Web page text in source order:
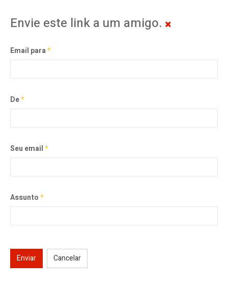
Envie este link a um amigo.
Email para*
De*
Seu email*
Assunto*
Enviar Cancelar